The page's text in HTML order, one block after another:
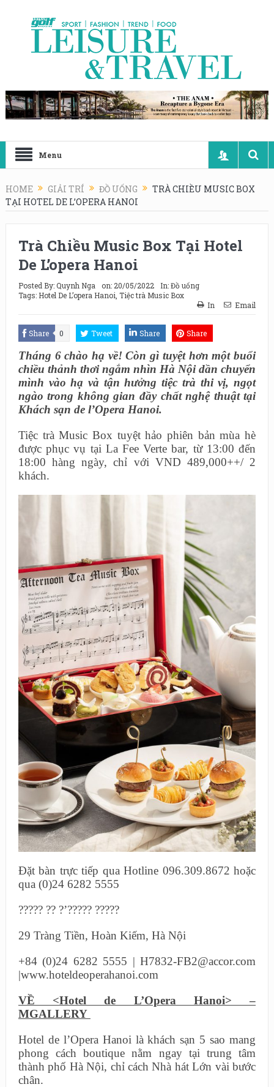
Menu
HOME GIẢI TRÍ ĐỒ UỐNG
TRÀ CHIỀU MUSIC BOX
TẠI HOTEL DE L’OPERA HANOI
Trà Chiều Music Box Tại Hotel
De L’opera Hanoi
Posted By:Quynh Nga on: 20/05/2022 In:Đồ uống
Tags: Hotel De L’opera Hanoi Tiệc trà Music Box
In
Email
Share 0 Tweet Share Share
Tháng 6 chào hạ về! Còn gì tuyệt hơn một buổi
chiều thảnh thơi ngắm nhìn Hà Nội dần chuyển
mình vào hạ và tận hưởng tiệc trà thi vị, ngọt
ngào trong không gian đầy chất nghệ thuật tại
Khách sạn de l’Opera Hanoi.
Tiệc trà Music Box tuyệt hảo phiên bản mùa hè
được phục vụ tại La Fee Verte bar, từ 13:00 đến
18:00 hàng ngày, chỉ với VND 489,000++/ 2
khách.
Đặt bàn trực tiếp qua Hotline 096.309.8672 hoặc
qua (0)24 6282 5555
????? ?? ?’????? ?????
29 Tràng Tiền, Hoàn Kiếm, Hà Nội
+84 (0)24 6282 5555 | H7832-FB2@accor.com
|www.hoteldeoperahanoi.com
VỀ <Hotel de L’Opera Hanoi> –
MGALLERY
Hotel de l’Opera Hanoi là khách sạn 5 sao mang
phong cách boutique nằm ngay tại trung tâm
thành phố Hà Nội, chỉ cách Nhà hát Lớn vài bước
chân.